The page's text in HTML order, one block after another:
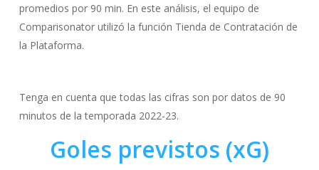
promedios por 90 min. En este análisis, el equipo de
Comparisonator utilizó la función Tienda de Contratación de
la Plataforma.
Tenga en cuenta que todas las cifras son por datos de 90
minutos de la temporada 2022-23.
Goles previstos (xG)